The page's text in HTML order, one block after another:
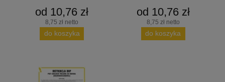
od 10,76 zł
8,75 zł netto
do koszyka
od 10,76 zł
8,75 zł netto
do koszyka